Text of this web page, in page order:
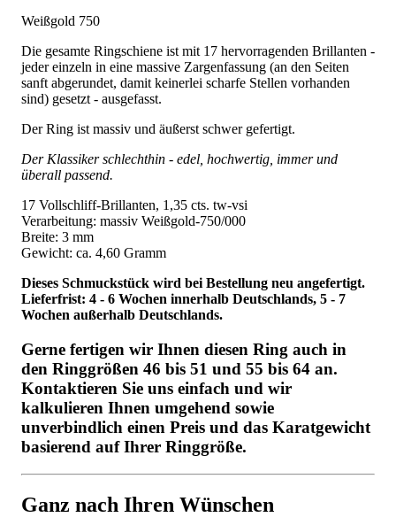
Weißgold 750
Die gesamte Ringschiene ist mit 17 hervorragenden Brillanten -
jeder einzeln in eine massive Zargenfassung (an den Seiten
sanft abgerundet, damit keinerlei scharfe Stellen vorhanden
sind) gesetzt - ausgefasst.
Der Ring ist massiv und äußerst schwer gefertigt.
Der Klassiker schlechthin - edel, hochwertig, immer und
überall passend.
17 Vollschliff-Brillanten, 1,35 cts. tw-vsi
Verarbeitung: massiv Weißgold-750/000
Breite: 3 mm
Gewicht: ca. 4,60 Gramm
Dieses Schmuckstück wird bei Bestellung neu angefertigt.
Lieferfrist: 4 - 6 Wochen innerhalb Deutschlands, 5 - 7
Wochen außerhalb Deutschlands.
Gerne fertigen wir Ihnen diesen Ring auch in
den Ringgrößen 46 bis 51 und 55 bis 64 an.
Kontaktieren Sie uns einfach und wir
kalkulieren Ihnen umgehend sowie
unverbindlich einen Preis und das Karatgewicht
basierend auf Ihrer Ringgröße.
Ganz nach Ihren Wünschen